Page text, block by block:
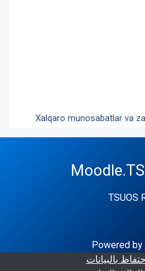
Xalqaro munosabatlar va
TSUOS
Powered by
بالبيانات